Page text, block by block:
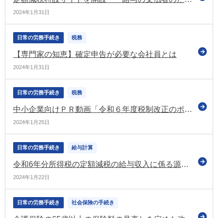
2024年1月31日
日常の労務手続き 税務
【専門家の知恵】確定申告が必要な会社員とは
2024年1月31日
日常の労務手続き 税務
中小企業向けＰＲ動画「令和６年度税制改正のポイント」を公表（日商）
2024年1月25日
日常の労務手続き 給与計算
令和6年分所得税の定額減税の給与収入に係る源泉徴収税額からの控除についてお知らせ（財務省・国税庁）
2024年1月22日
日常の労務手続き 社会保険の手続き